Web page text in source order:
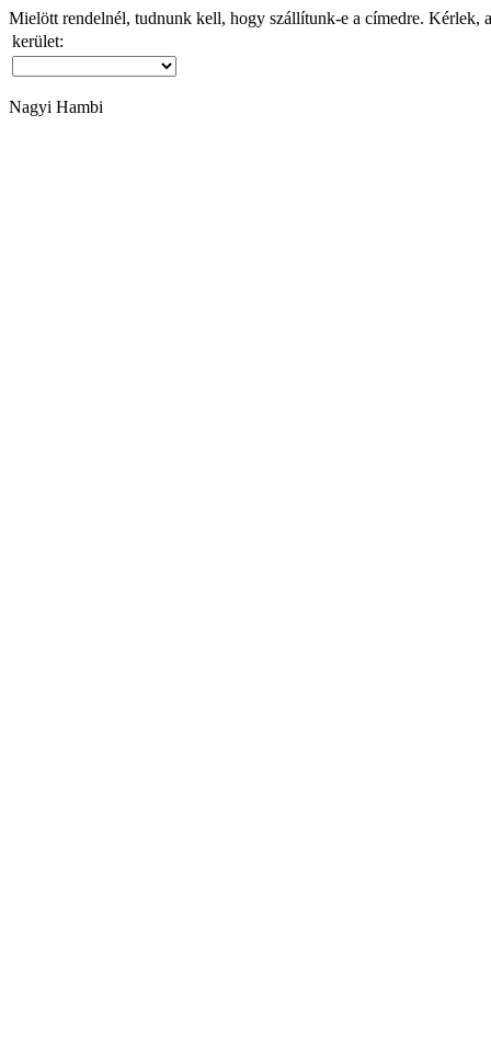
Mielött rendelnél, tudnunk kell, hogy szállítunk-e a címedre. Kérlek,
kerület:
Nagyi Hambi